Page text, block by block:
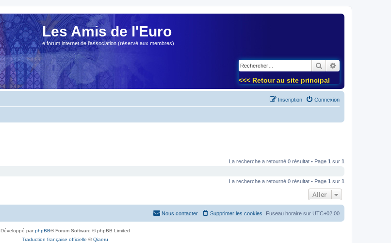
Les Amis de l'Euro
Le forum internet de l'association (réservé aux membres)
Rechercher
<<< Retour au site principal
Connexion
Inscription
La recherche a retourné 0 résultat • Page 1 sur 1
La recherche a retourné 0 résultat • Page 1 sur 1
Aller
Fuseau horaire sur UTC+02:00
Supprimer les cookies
Nous contacter
Développé parphpBB® Forum Software © phpBB Limited
Traduction française officielle ©Qiaeru